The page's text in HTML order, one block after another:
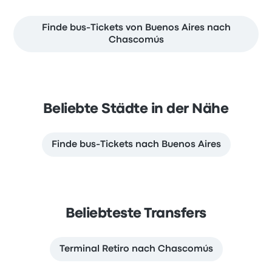
Finde bus-Tickets von Buenos Aires nach
Chascomús
Beliebte Städte in der Nähe
Finde bus-Tickets nach Buenos Aires
Beliebteste Transfers
Terminal Retiro nach Chascomús